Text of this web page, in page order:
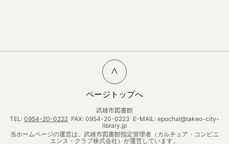
ページトップへ
武雄市図書館
TEL: 0954-20-0222 FAX: 0954-20-0223 E-MAIL: epochal@takeo-city-
library.jp
当ホームページの運営は、武雄市図書館指定管理者（カルチュア・コンビニ
エンス・クラブ株式会社）が運営しています。